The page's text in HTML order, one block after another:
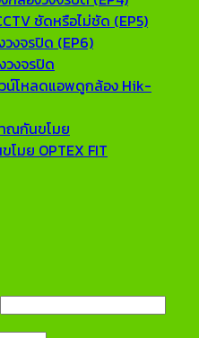
ชัดหรือไม่ชัด (EP5)
งจรปิด (EP6)
วงจรปิด
น์โหลดแอพดูกล้อง Hik-
ณกันขโมย
โมย OPTEX FIT
Required